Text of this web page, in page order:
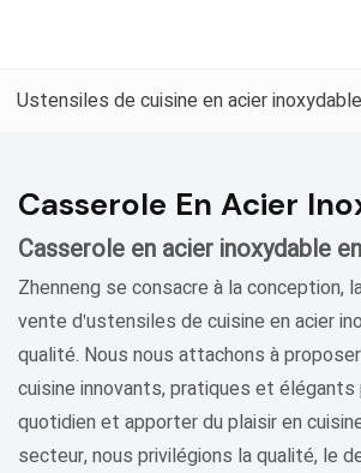
Ustensiles de cuisine en acier inoxydable
Casserole En Acier
Casserole en acier inoxydable
Zhenneng se consacre à la conception,
vente d'ustensiles de cuisine en acier
qualité. Nous nous attachons à
cuisine innovants, pratiques et
quotidien et apporter du plaisir en
secteur, nous privilégions la qualité, le